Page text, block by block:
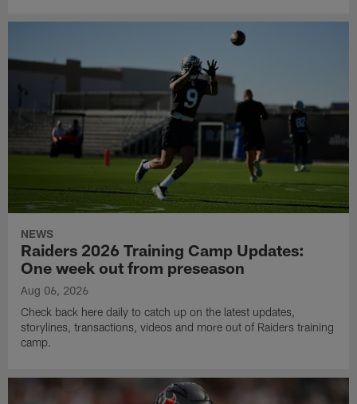
NEWS
Raiders 2026 Training Camp Updates:
One week out from preseason
Aug 06, 2026
Check back here daily to catch up on the latest updates,
storylines, transactions, videos and more out of Raiders training
camp.